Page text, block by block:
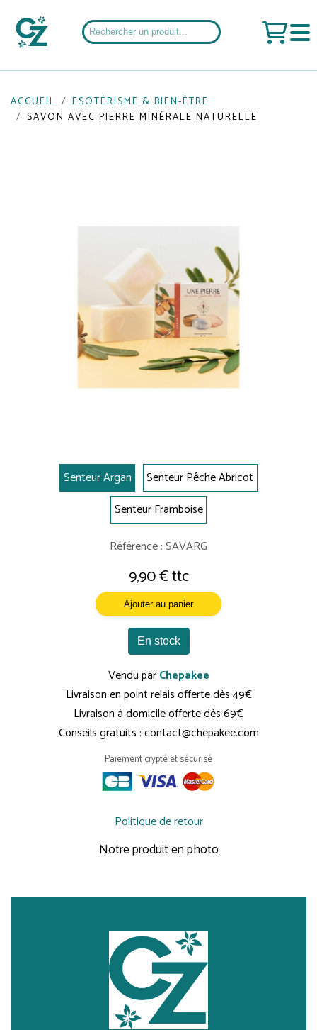
ACCUEIL
ESOTÉRISME & BIEN-ÊTRE
SAVON AVEC PIERRE MINÉRALE NATURELLE
Senteur Argan
Senteur Pêche Abricot
Senteur Framboise
Référence : SAVARG
9,90 € ttc
Ajouter au panier
En stock
Vendu parChepakee
Livraison en point relais offerte dès 49€
Livraison à domicile offerte dès 69€
Conseils gratuits : contact@chepakee.com
Paiement crypté et sécurisé
Politique de retour
Notre produit en photo